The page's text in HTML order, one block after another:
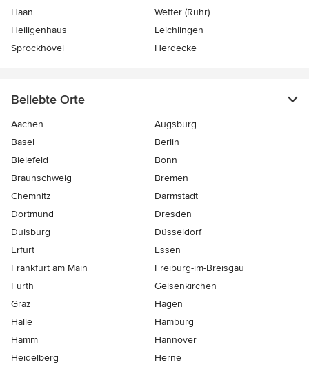
Haan
Wetter (Ruhr)
Heiligenhaus
Leichlingen
Sprockhövel
Herdecke
Beliebte Orte
Aachen
Augsburg
Basel
Berlin
Bielefeld
Bonn
Braunschweig
Bremen
Chemnitz
Darmstadt
Dortmund
Dresden
Duisburg
Düsseldorf
Erfurt
Essen
Frankfurt am Main
Freiburg-im-Breisgau
Fürth
Gelsenkirchen
Graz
Hagen
Halle
Hamburg
Hamm
Hannover
Heidelberg
Herne